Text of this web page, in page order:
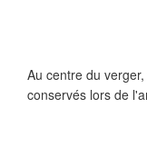
Au centre du
conservés lors de